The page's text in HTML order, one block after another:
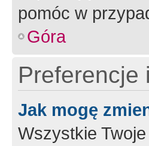
pomóc w
Góra
Preferencje
Jak mogę
Wszystkie